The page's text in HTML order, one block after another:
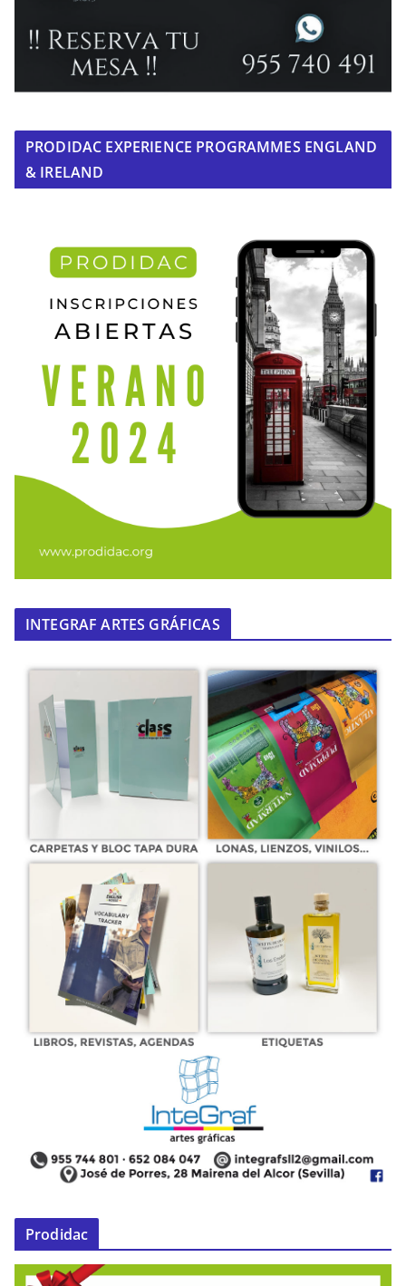
PRODIDAC EXPERIENCE PROGRAMMES ENGLAND
& IRELAND
INTEGRAF ARTES GRÁFICAS
Prodidac